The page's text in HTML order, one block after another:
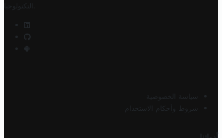
التكنولوجيا
سياسة الخصوصية
شروط وأحكام الاستخدام